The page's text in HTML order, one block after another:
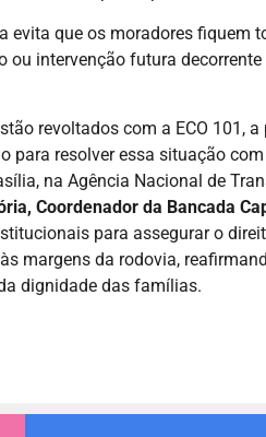
evita que os moradores fiquem
ou intervenção futura
revoltados com a ECO 101,
para resolver essa situação
na Agência Nacional de
Coordenador da Bancada
para assegurar o
margens da rodovia,
dignidade das famílias.